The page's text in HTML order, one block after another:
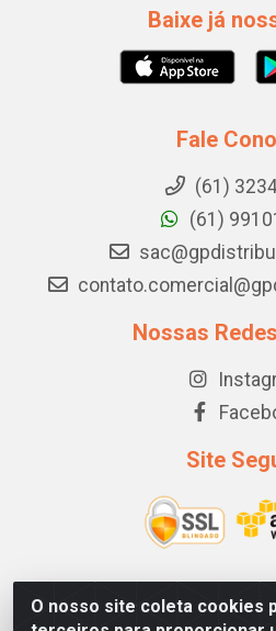
O nosso site coleta cookies
Baixe já
Fale
(61)
(61)
Nossas
Site
GP DISTRIBUIDORA - STRC